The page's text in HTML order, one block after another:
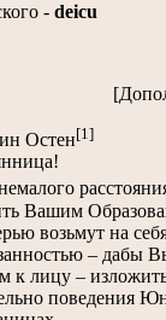
- deicu
Остен[1]
Вашим
возьмут на
– дабы
к лицу –
поведения